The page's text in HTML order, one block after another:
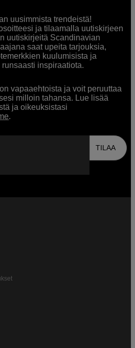
uusimmista trendeistä!
ja tilaamalla uutiskirjeen
uutiskirjeitä Scandinavian
saat upeita tarjouksia,
kuulumisista ja
inspiraatiota.
vapaaehtoista ja voit peruuttaa
milloin tahansa. Lue lisää
ja oikeuksistasi
.
TILAA